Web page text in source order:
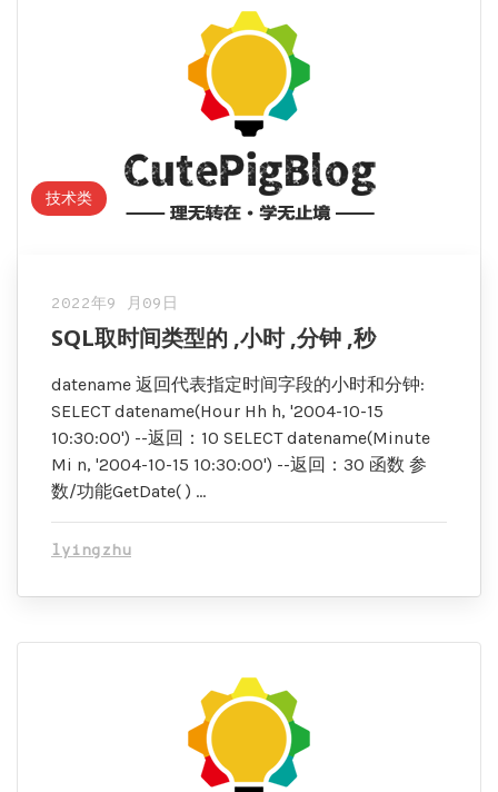
技术类
2022年9 月09日
SQL取时间类型的 ,小时 ,分钟 ,秒
datename 返回代表指定时间字段的小时和分钟:
SELECT datename(Hour Hh h, '2004-10-15
10:30:00') --返回：10 SELECT datename(Minute
Mi n, '2004-10-15 10:30:00') --返回：30 函数 参
数/功能GetDate( ) …
lyingzhu